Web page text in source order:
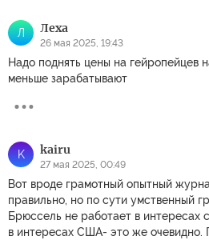
Л Леха
26 мая 2025, 19:43
Надо поднять цены на гейропейцев
меньше зарабатывают
K kairu
27 мая 2025, 00:49
Вот вроде грамотный опытный
правильно, но по сути умственный
Брюссель не работает в интересах
в интересах США- это же очевидно.